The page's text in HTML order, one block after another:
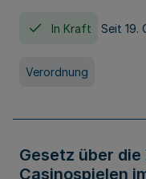
In Kraft Seit 19.
Verordnung
Gesetz über
Casinospielen